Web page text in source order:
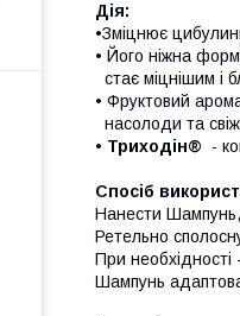
Дія:
•Зміцнює
• Його ніжна
стає міцнішим і
• Фруктовий
насолоди та
• Триходін® -
Спосіб
Нанести Шампунь,
Ретельно
При
Шампунь